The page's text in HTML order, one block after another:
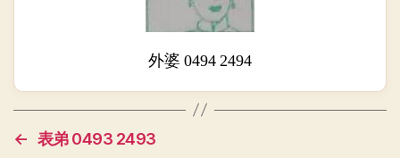
外婆 0494 2494
← 表弟 0493 2493